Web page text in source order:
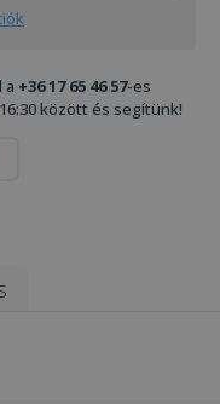
a +36 17 65 46 57-es
között és segítünk!